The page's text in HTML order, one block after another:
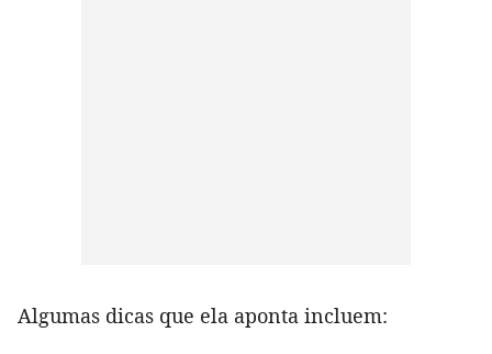
Algumas dicas que ela aponta incluem: